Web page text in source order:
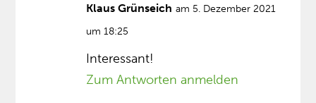
Klaus Grünseich am 5. Dezember 2021
um 18:25
Interessant!
Zum Antworten anmelden